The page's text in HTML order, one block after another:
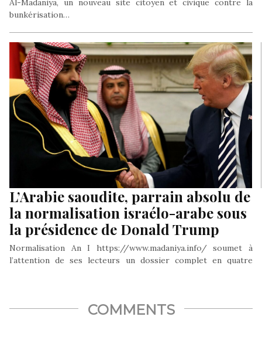
bunkérisation…
L’Arabie saoudite, parrain absolu de
la normalisation israélo-arabe sous
la présidence de Donald Trump
Normalisation An I https://www.madaniya.info/ soumet à
l’attention de ses lecteurs un dossier complet en quatre
COMMENTS